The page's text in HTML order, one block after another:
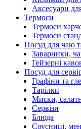
Аксесуари
Термоси
Термоси
Термоси
Посуд для чаю
Заварники,
Гейзерні
Посуд для
Графіни та
Тарілки
Миски,
Сервізи
Блюда
Соусниці,